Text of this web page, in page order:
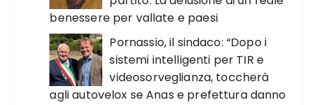
benessere per vallate e paesi
Pornassio, il sindaco: “Dopo i
sistemi intelligenti per TIR e
videosorveglianza, toccherà
agli autovelox se Anas e prefettura danno